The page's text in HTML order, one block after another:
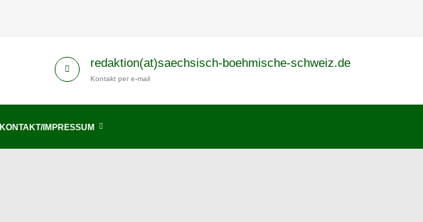
redaktion(at)saechsisch-boehmische-schweiz.de
Kontakt per e-mail
KONTAKT/IMPRESSUM